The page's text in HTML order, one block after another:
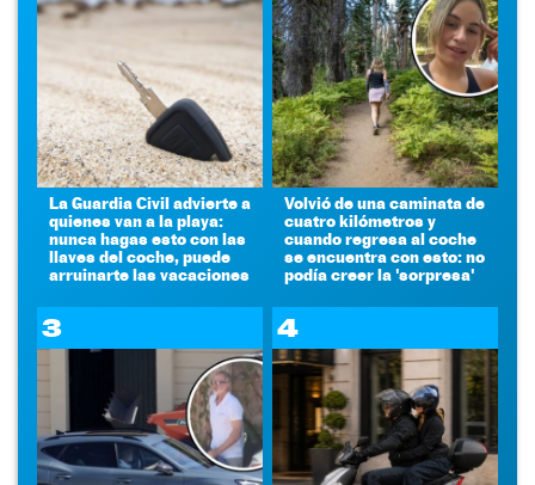
La Guardia Civil advierte a
quienes van a la playa:
nunca hagas esto con las
llaves del coche, puede
arruinarte las vacaciones
Volvió de una caminata de
cuatro kilómetros y
cuando regresa al coche
se encuentra con esto: no
podía creer la 'sorpresa'
3 4